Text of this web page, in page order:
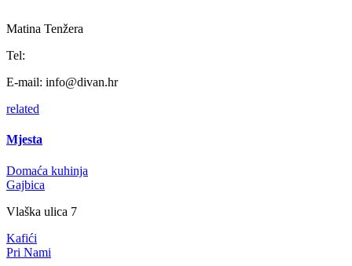
Matina Tenžera
Tel:
E-mail: info@divan.hr
related
Mjesta
Domaća kuhinja
Gajbica
Vlaška ulica 7
Kafići
Pri Nami